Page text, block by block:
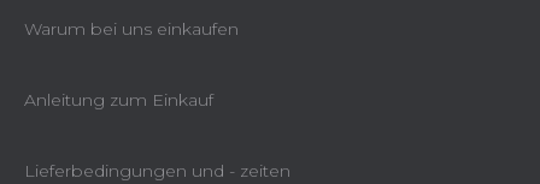
Warum bei uns einkaufen
Anleitung zum Einkauf
Lieferbedingungen und - zeiten